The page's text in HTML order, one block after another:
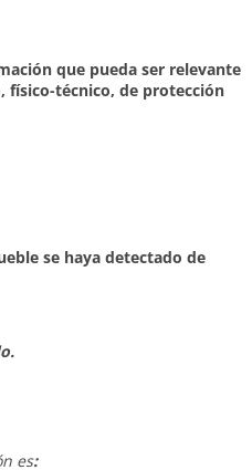
que pueda ser relevante
físico-técnico, de protección
se haya detectado de
es: